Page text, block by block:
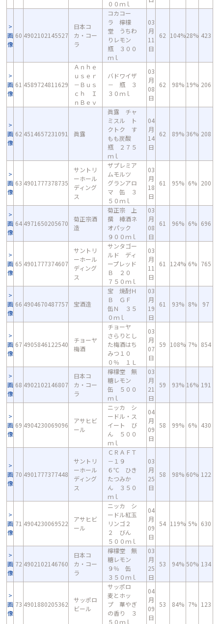
００ｍｌ
画
像
60 4902102145527
日本コ
カ・コー
ラ
コカコー
ラ 檸檬
堂 うちわ
りレモン
瓶 ３００
ｍｌ
03
月
11
日
62 104%28% 423
画
像
61 4589724811629
Ａｎｈｅ
ｕｓｅｒ
－Ｂｕｓ
ｃｈ Ｉ
ｎＢｅｖ
バドワイザ
－ 瓶 ３
３０ｍｌ
03
月
08
日
62 98% 19% 206
画
像
62 4514657231091 眞露
眞露 チャ
ミスル ト
クトク す
もも炭酸
瓶 ２７５
ｍｌ
04
月
14
日
62 89% 36% 208
画
像
63 4901777378735
サントリ
ーホール
ディング
ス
ザプレミア
ムモルツ
グランアロ
マ 缶 ３
５０ｍｌ
03
月
18
日
61 95% 6% 200
画
像
64 4971650205670
菊正宗酒
造
菊正宗 上
撰 樽酒ネ
オパック
９００ｍｌ
03
月
08
日
61 96% 6% 696
画
像
65 4901777374607
サントリ
ーホール
ディング
ス
サンタゴー
ルド ディ
ープレッド
Ｂ ２０
７５０ｍｌ
03
月
11
日
61 124% 6% 765
画
像
66 4904670487757 宝酒造
宝 焼酎Ｈ
Ｂ ＧＦ
缶Ｎ ３５
０ｍｌ
03
月
19
日
61 93% 8% 97
画
像
67 4905846122540
チョーヤ
梅酒
チョーヤ
さらりとし
た梅酒はち
みつ１０
０％ １Ｌ
03
月
07
日
59 108% 7% 854
画
像
68 4902102146807
日本コ
カ・コー
ラ
檸檬堂 無
糖レモン
缶 ５００
ｍｌ
03
月
21
日
59 93% 16% 191
画
像
69 4904230069096
アサヒビ
ール
ニッカ シ
ードル・ス
イート び
ん ５００
ｍｌ
04
月
09
日
58 99% 6% 430
画
像
70 4901777377448
サントリ
ーホール
ディング
ス
ＣＲＡＦＴ
－１９
６℃ ひき
たつみか
ん ３５０
ｍｌ
03
月
25
日
58 98% 60% 122
画
像
71 4904230069522
アサヒビ
ール
ニッカ シ
ードル紅玉
リンゴ２
２ びん
５００ｍｌ
04
月
09
日
54 119% 5% 630
画
像
72 4902102146760
日本コ
カ・コー
ラ
檸檬堂 無
糖レモン
９％ 缶
３５０ｍｌ
03
月
25
日
53 94% 50% 134
画
像
73 4901880205362
サッポロ
ビール
サッポロ
麦とホッ
プ 華やぎ
の香り ３
５０ｍｌ
04
月
09
日
53 84% 7% 123